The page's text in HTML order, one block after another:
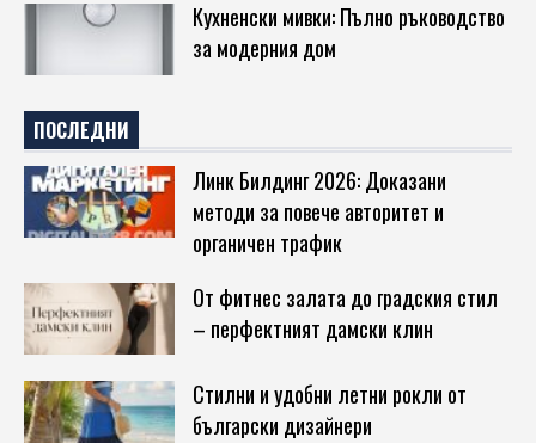
Кухненски мивки: Пълно ръководство
за модерния дом
ПОСЛЕДНИ
Линк Билдинг 2026: Доказани
методи за повече авторитет и
органичен трафик
От фитнес залата до градския стил
– перфектният дамски клин
Стилни и удобни летни рокли от
български дизайнери